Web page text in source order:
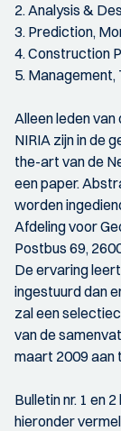
2. Analysis &
3. Prediction,
4. Construction
5.
Alleen leden
NIRIA zijn in de
the-art van de
een paper.
worden
Afdeling voor
Postbus 69,
De ervaring
ingestuurd dan
zal een
van de
maart 2009 aan
Bulletin nr. 1 en
hieronder